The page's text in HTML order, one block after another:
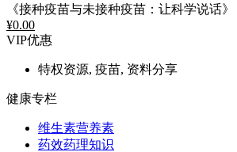
《接种疫苗与未接种疫苗：让科学说话》
¥0.00
VIP优惠
特权资源, 疫苗, 资料分享
健康专栏
维生素营养素
药效药理知识